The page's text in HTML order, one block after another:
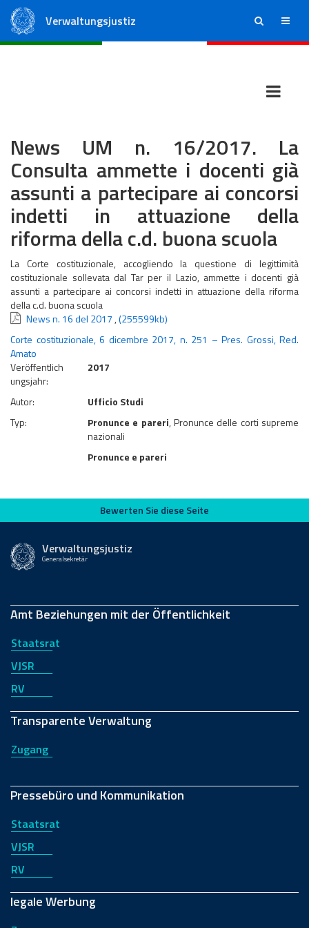
Verwaltungsjustiz ricerca menu
News UM n. 16/2017. La
Consulta ammette i docenti già
assunti a partecipare ai concorsi
indetti in attuazione della
riforma della c.d. buona scuola
La Corte costituzionale, accogliendo la questione di legittimità
costituzionale sollevata dal Tar per il Lazio, ammette i docenti già
assunti a partecipare ai concorsi indetti in attuazione della riforma
della c.d. buona scuola
News n. 16 del 2017 ,(255599kb)
Corte costituzionale, 6 dicembre 2017, n. 251 – Pres. Grossi, Red.
Amato
Veröffentlich
ungsjahr:
2017
Autor:
Ufficio Studi
Typ:
Pronunce e pareri, Pronunce delle corti supreme
nazionali
Pronunce e pareri
Bewerten Sie diese Seite
Bewerten Sie diese Seite
Verwaltungsjustiz
Generalsekretär
Amt Beziehungen mit der Öffentlichkeit
Staatsrat
VJSR
RV
Transparente Verwaltung
Zugang
Pressebüro und Kommunikation
Staatsrat
VJSR
RV
legale Werbung